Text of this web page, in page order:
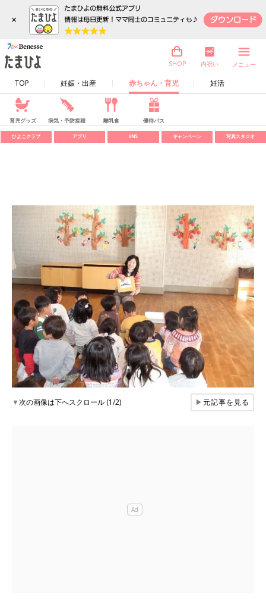
×
TOP 妊娠・出産 赤ちゃん・育児 妊活
SHOP 内祝い メニュー
育児グッズ 病気・予防接種 離乳食 優待パス
ひよこクラブ アプリ SNS キャンペーン 写真スタジオ
▼次の画像は下へスクロール (1/2) ▶元記事を見る